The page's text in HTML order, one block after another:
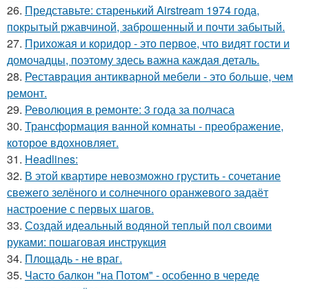
26. Представьте: старенький Airstream 1974 года,
покрытый ржавчиной, заброшенный и почти забытый.
27. Прихожая и коридор - это первое, что видят гости и
домочадцы, поэтому здесь важна каждая деталь.
28. Реставрация антикварной мебели - это больше, чем
ремонт.
29. Революция в ремонте: 3 года за полчаса
30. Трансформация ванной комнаты - преображение,
которое вдохновляет.
31. Headlines:
32. В этой квартире невозможно грустить - сочетание
свежего зелёного и солнечного оранжевого задаёт
настроение с первых шагов.
33. Создай идеальный водяной теплый пол своими
руками: пошаговая инструкция
34. Площадь - не враг.
35. Часто балкон "на Потом" - особенно в череде